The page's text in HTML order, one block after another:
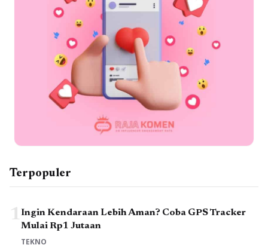
Terpopuler
1Ingin Kendaraan Lebih Aman? Coba GPS Tracker
Mulai Rp1 Jutaan
TEKNO